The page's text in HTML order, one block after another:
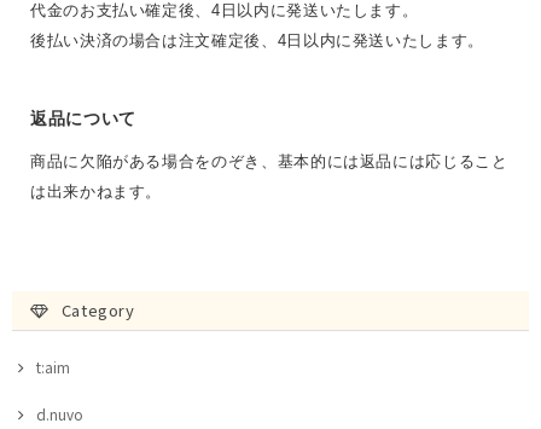
代金のお支払い確定後、4日以内に発送いたします。
後払い決済の場合は注文確定後、4日以内に発送いたします。
返品について
商品に欠陥がある場合をのぞき、基本的には返品には応じること
は出来かねます。
Category
t:aim
d.nuvo